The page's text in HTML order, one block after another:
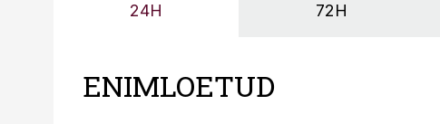
24H 72H
ENIMLOETUD